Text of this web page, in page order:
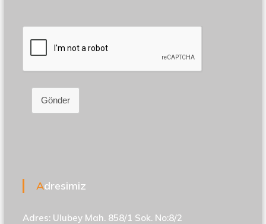
Gönder
Adresimiz
Adres: Ulubey Mah. 858/1 Sok. No:8/2